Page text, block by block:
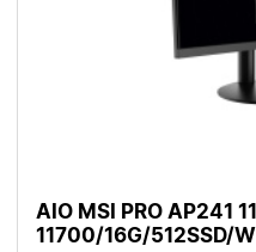
AIO MSI PRO AP241
11700/16G/512SSD/